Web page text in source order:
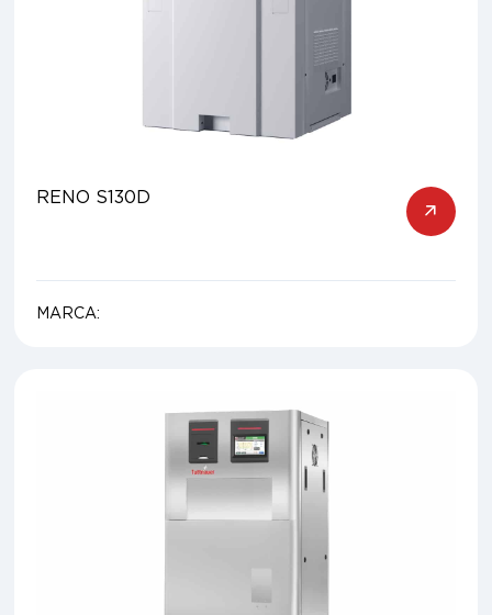
RENO S130D
MARCA: